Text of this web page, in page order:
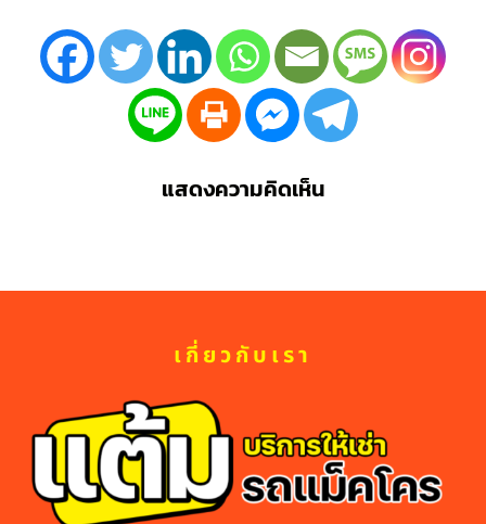
แสดงความคิดเห็น
เกี่ยวกับเรา